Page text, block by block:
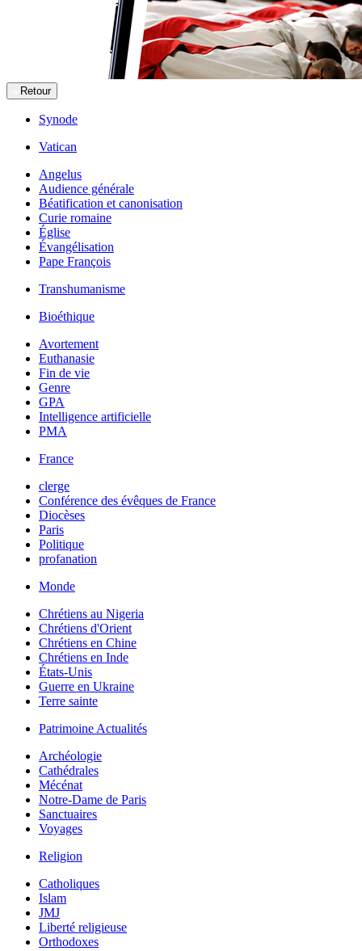
Retour
Synode
Vatican
Angelus
Audience générale
Béatification et canonisation
Curie romaine
Église
Évangélisation
Pape François
Transhumanisme
Bioéthique
Avortement
Euthanasie
Fin de vie
Genre
GPA
Intelligence artificielle
PMA
France
clerge
Conférence des évêques de France
Diocèses
Paris
Politique
profanation
Monde
Chrétiens au Nigeria
Chrétiens d'Orient
Chrétiens en Chine
Chrétiens en Inde
États-Unis
Guerre en Ukraine
Terre sainte
Patrimoine Actualités
Archéologie
Cathédrales
Mécénat
Notre-Dame de Paris
Sanctuaires
Voyages
Religion
Catholiques
Islam
JMJ
Liberté religieuse
Orthodoxes